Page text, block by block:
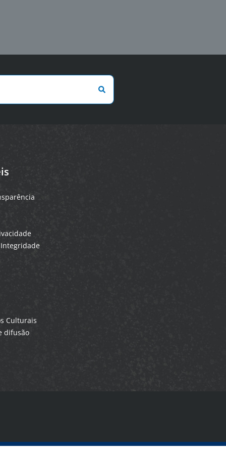
Culturais
difusão